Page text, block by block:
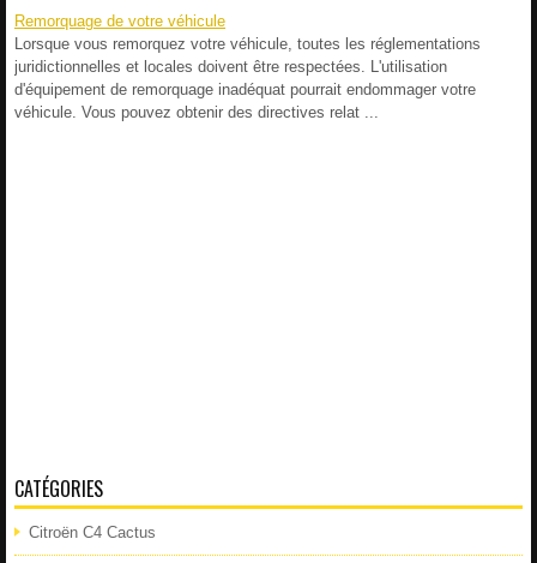
Remorquage de votre véhicule
Lorsque vous remorquez votre véhicule, toutes les réglementations
juridictionnelles et locales doivent être respectées. L'utilisation
d'équipement de remorquage inadéquat pourrait endommager votre
véhicule. Vous pouvez obtenir des directives relat ...
CATÉGORIES
Citroën C4 Cactus